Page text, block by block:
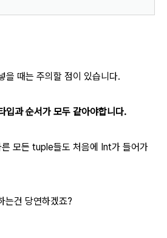
을 때는 주의할 점이 있습니다.
입과 순서가 모두 같아야합니다.
모든 tuple들도 처음에 Int가 들어가
는건 당연하겠죠?